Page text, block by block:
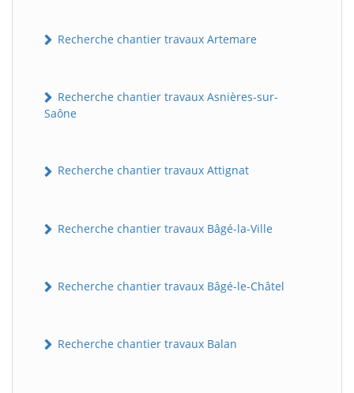
Recherche chantier travaux Artemare
Recherche chantier travaux Asnières-sur-
Saône
Recherche chantier travaux Attignat
Recherche chantier travaux Bâgé-la-Ville
Recherche chantier travaux Bâgé-le-Châtel
Recherche chantier travaux Balan